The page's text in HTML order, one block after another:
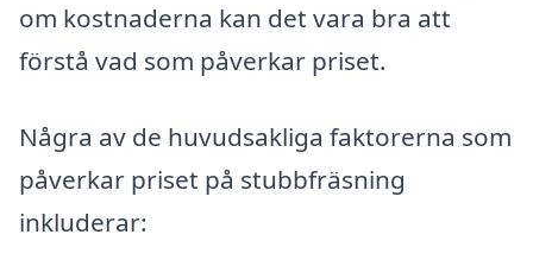
om kostnaderna kan det vara bra att
förstå vad som påverkar priset.
Några av de huvudsakliga faktorerna som
påverkar priset på stubbfräsning
inkluderar: